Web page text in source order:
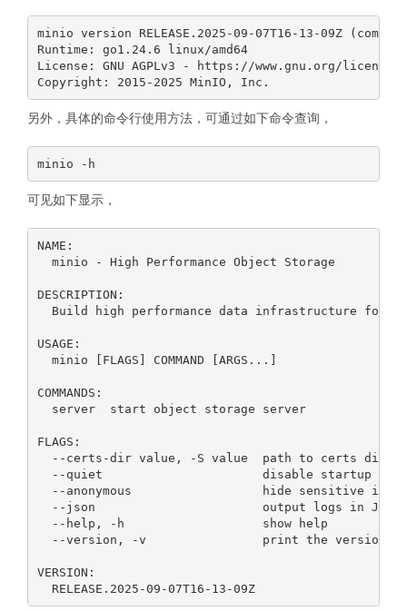
minio version RELEASE.2025-09-07T16-13-09Z
Runtime: go1.24.6 linux/amd64
License: GNU AGPLv3 - https://www.gnu.org/
另外，具体的命令行使用方法，可通过如下命令查询，
可见如下显示，
NAME:
  minio - High Performance Object Storage
DESCRIPTION:
Build high performance data infrastructure for
USAGE:
  minio [FLAGS] COMMAND [ARGS...]
COMMANDS:
  server  start object storage server
FLAGS:
--certs-dir value, -S value  path to certs
--quiet                      disable startup and
--anonymous                  hide sensitive
--json                       output logs in JSON
  --help, -h                   show help
  --version, -v                print the version
VERSION:
  RELEASE.2025-09-07T16-13-09Z